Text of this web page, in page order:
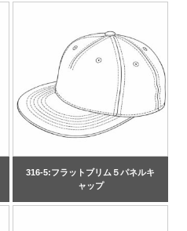
316-5:フラットブリム５パネルキ
ャップ